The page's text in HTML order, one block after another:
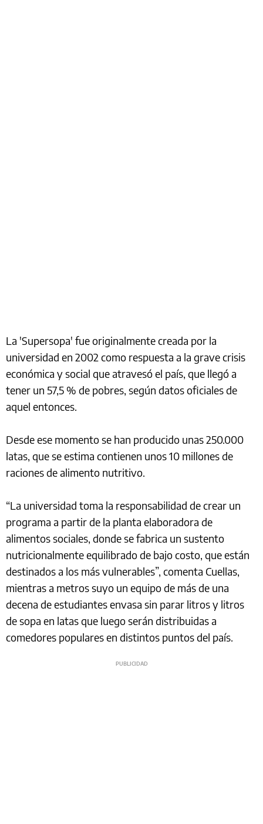
La 'Supersopa' fue originalmente creada por la
universidad en 2002 como respuesta a la grave crisis
económica y social que atravesó el país, que llegó a
tener un 57,5 % de pobres, según datos oficiales de
aquel entonces.
Desde ese momento se han producido unas 250.000
latas, que se estima contienen unos 10 millones de
raciones de alimento nutritivo.
“La universidad toma la responsabilidad de crear un
programa a partir de la planta elaboradora de
alimentos sociales, donde se fabrica un sustento
nutricionalmente equilibrado de bajo costo, que están
destinados a los más vulnerables”, comenta Cuellas,
mientras a metros suyo un equipo de más de una
decena de estudiantes envasa sin parar litros y litros
de sopa en latas que luego serán distribuidas a
comedores populares en distintos puntos del país.